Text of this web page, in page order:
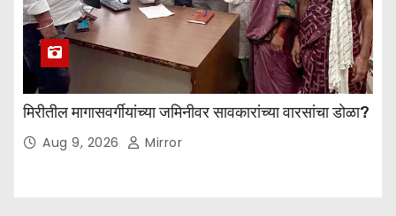
मिरीतील मागासवर्गीयांच्या जमिनीवर सावकारांच्या वारसांचा डोळा?
Aug 9, 2026 Mirror